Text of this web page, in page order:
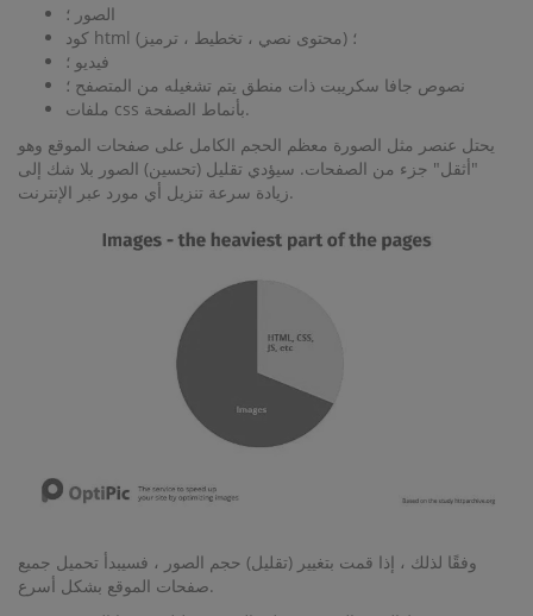
الصور ؛
كود html (محتوى نصي ، تخطيط ، ترميز) ؛
فيديو ؛
نصوص جافا سكريبت ذات منطق يتم تشغيله من المتصفح ؛
ملفات css بأنماط الصفحة.
يحتل عنصر مثل الصورة معظم الحجم الكامل على صفحات الموقع وهو
"أثقل" جزء من الصفحات. سيؤدي تقليل (تحسين) الصور بلا شك إلى
زيادة سرعة تنزيل أي مورد عبر الإنترنت.
وفقًا لذلك ، إذا قمت بتغيير (تقليل) حجم الصور ، فسيبدأ تحميل جميع
صفحات الموقع بشكل أسرع.